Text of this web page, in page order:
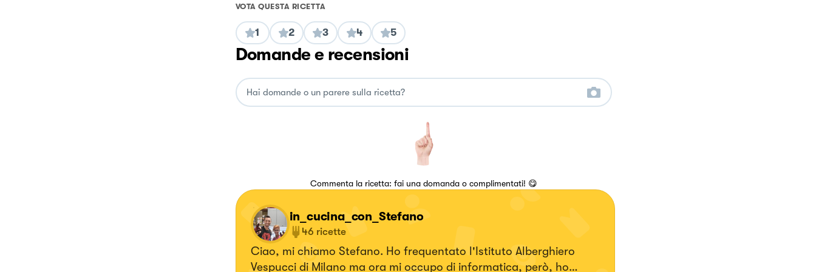
VOTA QUESTA RICETTA
1 2 3 4 5
Domande e recensioni
Commenta la ricetta: fai una domanda o complimentati! 😋
in_cucina_con_Stefano
46 ricette
Ciao, mi chiamo Stefano. Ho frequentato l'Istituto Alberghiero
Vespucci di Milano ma ora mi occupo di informatica, però, ho